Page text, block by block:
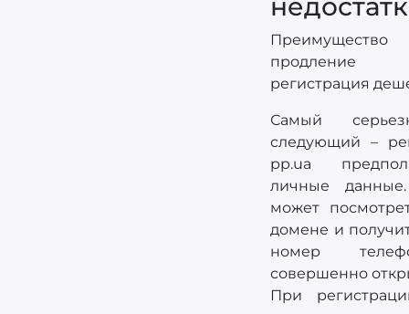
продление
регистрация
Самый
следующий –
pp.ua
личные
может
домене и
номер
совершенно
При